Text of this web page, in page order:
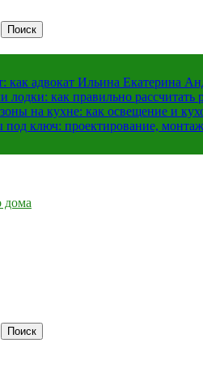
как адвокат Ильина Екатерина
лодки: как правильно
на кухне: как освещение и
ключ: проектирование,
дома